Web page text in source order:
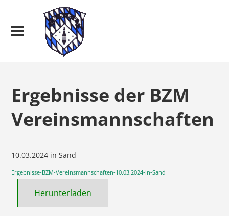
Ergebnisse der BZM
Vereinsmannschaften
10.03.2024 in Sand
Ergebnisse-BZM-Vereinsmannschaften-10.03.2024-in-Sand
Herunterladen